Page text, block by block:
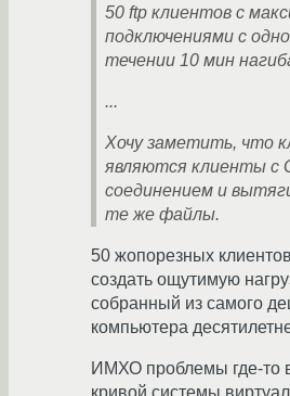
50 ftp клиентов с
подключениями с
течении 10 мин
...
Хочу заметить, что
являются клиенты с
соединением и
те же файлы.
50 жопорезных
создать ощутимую
собранный из самого
компьютера
ИМХО проблемы где-то